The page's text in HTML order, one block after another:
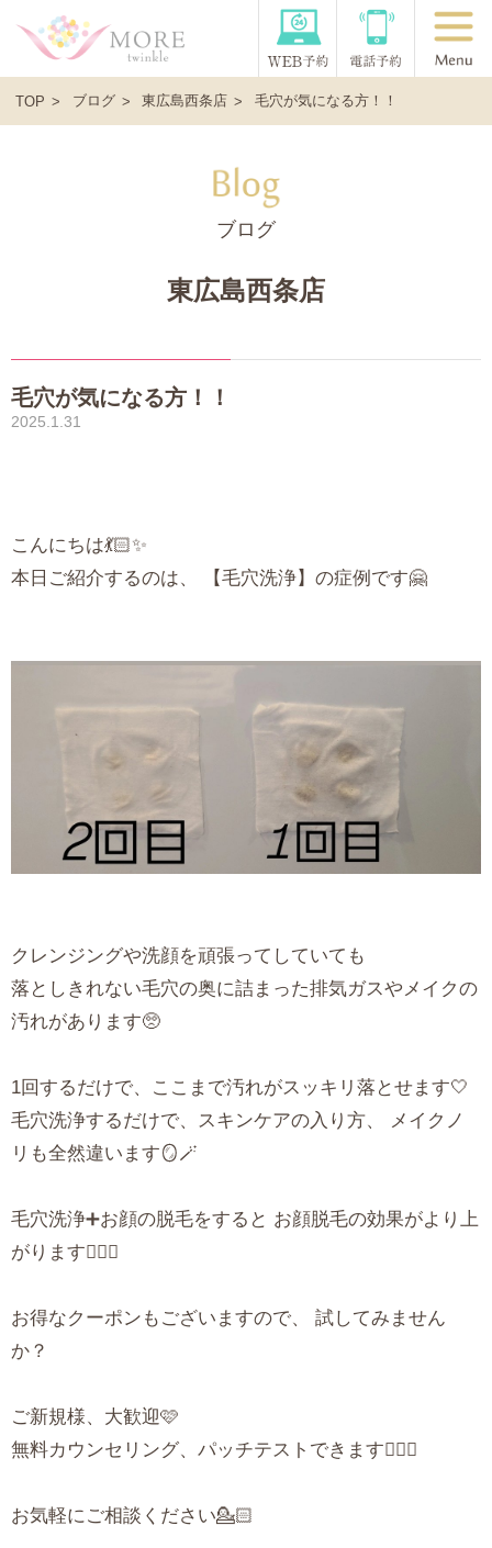
TOP ブログ 東広島西条店 毛穴が気になる方！！
ブログ
東広島西条店
毛穴が気になる方！！
2025.1.31
こんにちは💃🏻✨
本日ご紹介するのは、 【毛穴洗浄】の症例です🤗
クレンジングや洗顔を頑張ってしていても
落としきれない毛穴の奥に詰まった排気ガスやメイクの
汚れがあります🥺
1回するだけで、ここまで汚れがスッキリ落とせます🤍
毛穴洗浄するだけで、スキンケアの入り方、 メイクノ
リも全然違います🪞🪄︎︎
毛穴洗浄➕お顔の脱毛をすると お顔脱毛の効果がより上
がります✊🏻💕
お得なクーポンもございますので、 試してみません
か？
ご新規様、大歓迎🩷
無料カウンセリング、パッチテストできます🙆🏻‍♀️
お気軽にご相談ください💁🏻